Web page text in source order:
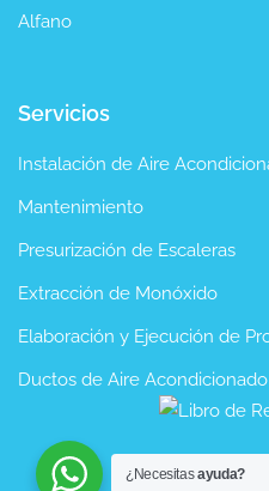
Alfano
Servicios
Instalación de Aire
Mantenimiento
Presurización de Escaleras
Extracción de Monóxido
Elaboración y Ejecución de
Ductos de Aire
¿Necesitasayuda?